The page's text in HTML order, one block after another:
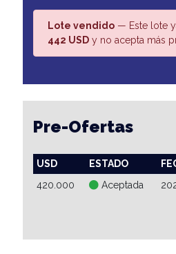
Lote vendido — Este lote
442 USD y no acepta más
Pre-Ofertas
USD ESTADO
420.000
Aceptada